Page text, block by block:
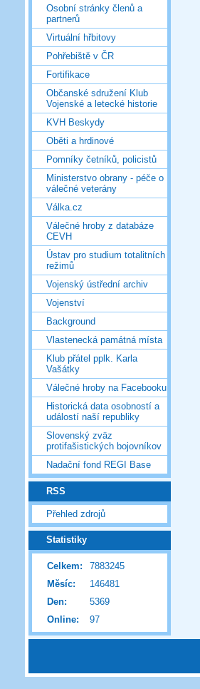
Osobní stránky členů a
partnerů
Virtuální hřbitovy
Pohřebiště v ČR
Fortifikace
Občanské sdružení Klub
Vojenské a letecké historie
KVH Beskydy
Oběti a hrdinové
Pomníky četníků, policistů
Ministerstvo obrany - péče o
válečné veterány
Válka.cz
Válečné hroby z databáze
CEVH
Ústav pro studium totalitních
režimů
Vojenský ústřední archiv
Vojenství
Background
Vlastenecká památná místa
Klub přátel pplk. Karla
Vašátky
Válečné hroby na Facebooku
Historická data osobností a
událostí naší republiky
Slovenský zväz
protifašistických bojovníkov
Nadační fond REGI Base
RSS
Přehled zdrojů
Statistiky
Online: 97
Celkem:
7883245
Měsíc:
146481
Den:
5369